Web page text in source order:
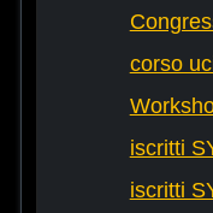
corso
iscritti
iscritti